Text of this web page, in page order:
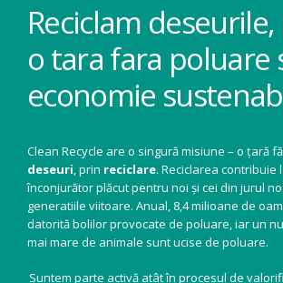
Reciclam
o tara fara poluare
economie
Clean Recycle are o singură misiune – o țară
deseuri, prin reciclare. Reciclarea contribuie
înconjurător plăcut pentru noi și cei din jurul
generatiile viitoare. Anual, 8,4 milioane de
datorită bolilor provocate de poluare, iar un
mai mare de animale sunt ucise de poluare.
Suntem parte activă atât în procesul de